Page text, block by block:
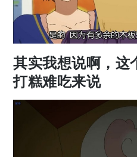
其实我想说啊，这
打糕难吃来说